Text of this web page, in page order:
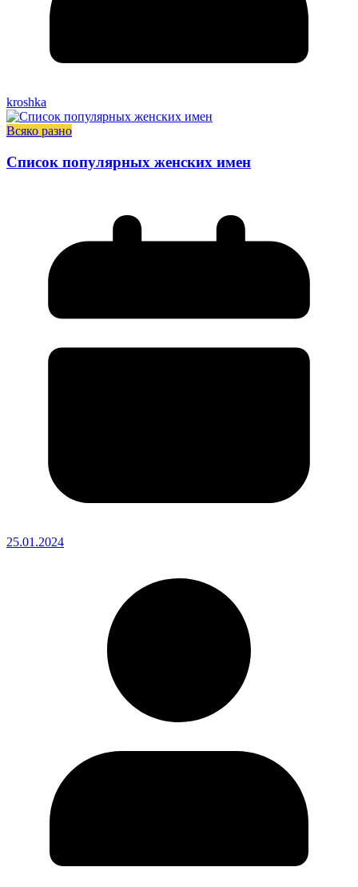
kroshka
Всяко разно
Список популярных женских имен
25.01.2024